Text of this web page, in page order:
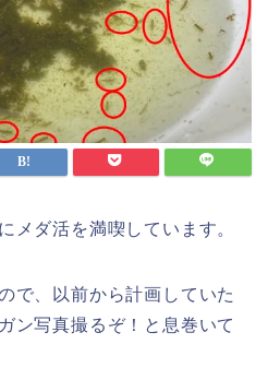
メダ活を満喫しています。
で、以前から計画していた
ン写真撮るぞ！と息巻いて